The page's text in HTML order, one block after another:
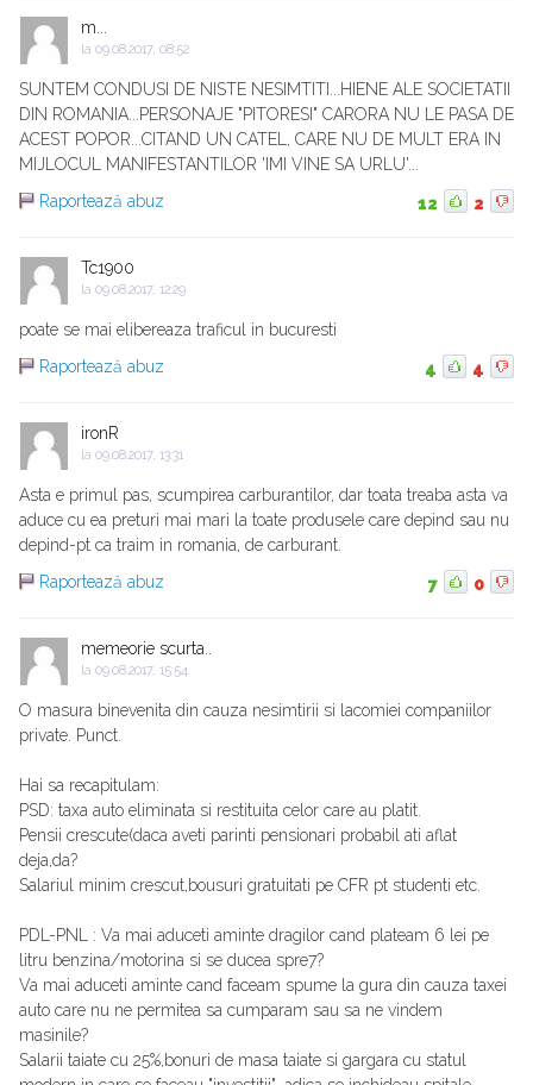
m...
la 09.08.2017, 08:52
SUNTEM CONDUSI DE NISTE NESIMTITI...HIENE ALE SOCIETATII
DIN ROMANIA...PERSONAJE "PITORESI" CARORA NU LE PASA DE
ACEST POPOR...CITAND UN CATEL, CARE NU DE MULT ERA IN
MIJLOCUL MANIFESTANTILOR 'IMI VINE SA URLU'...
Raportează abuz
12 2
Tc1900
la 09.08.2017, 12:29
poate se mai elibereaza traficul in bucuresti
Raportează abuz
4 4
ironR
la 09.08.2017, 13:31
Asta e primul pas, scumpirea carburantilor, dar toata treaba asta va
aduce cu ea preturi mai mari la toate produsele care depind sau nu
depind-pt ca traim in romania, de carburant.
Raportează abuz
7 0
memeorie scurta..
la 09.08.2017, 15:54
O masura binevenita din cauza nesimtirii si lacomiei companiilor
private. Punct.
Hai sa recapitulam:
PSD: taxa auto eliminata si restituita celor care au platit.
Pensii crescute(daca aveti parinti pensionari probabil ati aflat
deja,da?
Salariul minim crescut,bousuri gratuitati pe CFR pt studenti etc.
PDL-PNL : Va mai aduceti aminte dragilor cand plateam 6 lei pe
litru benzina/motorina si se ducea spre7?
Va mai aduceti aminte cand faceam spume la gura din cauza taxei
auto care nu ne permitea sa cumparam sau sa ne vindem
masinile?
Salarii taiate cu 25%,bonuri de masa taiate si gargara cu statul